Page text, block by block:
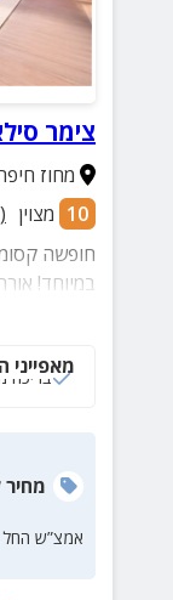
צימר
מחוז
10 מצוין (
חופשה
במיוחד!
בריכה
בריכה
מחיר
אמצ”ש